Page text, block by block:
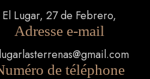
El Lugar, 27 de Febrero,
Adresse e-mail
de téléphone